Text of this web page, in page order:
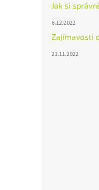
Jak si
6.12.2022
Zajímavosti
21.11.2022